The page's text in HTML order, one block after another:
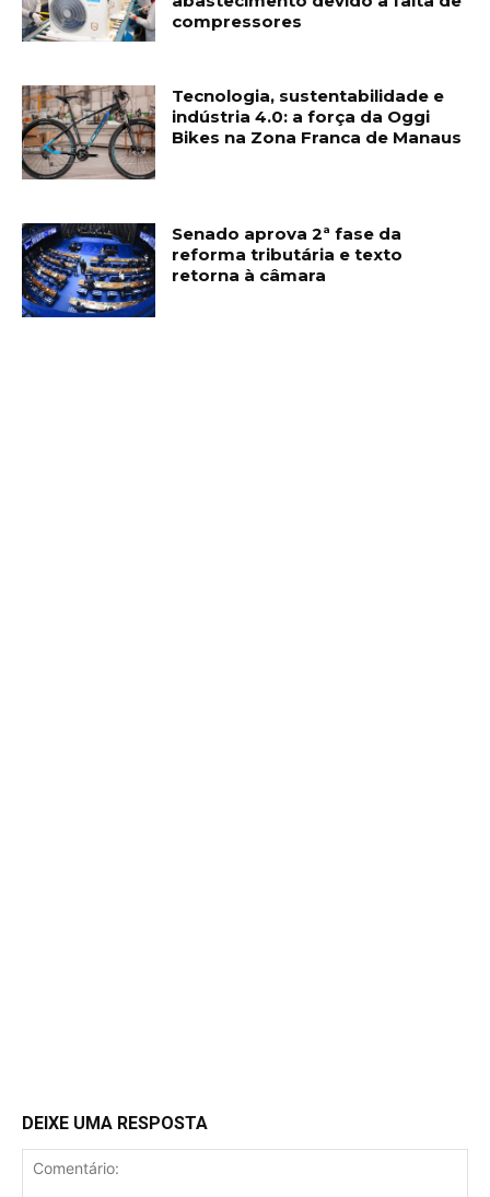
compressores
Tecnologia, sustentabilidade e
indústria 4.0: a força da Oggi
Bikes na Zona Franca de Manaus
Senado aprova 2ª fase da
reforma tributária e texto
retorna à câmara
DEIXE UMA RESPOSTA